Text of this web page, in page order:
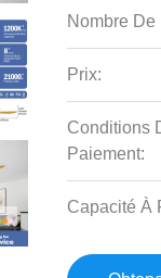
Nombre De
Prix:
Conditions
Paiement:
Capacité À